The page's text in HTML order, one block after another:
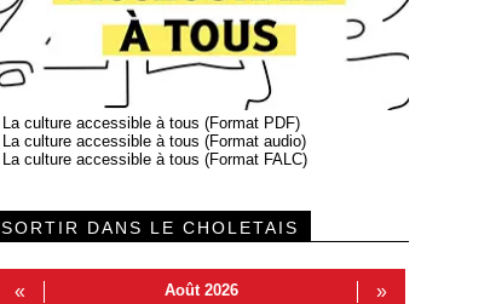
La culture accessible à tous (Format PDF)
La culture accessible à tous (Format audio)
La culture accessible à tous (Format FALC)
SORTIR DANS LE CHOLETAIS
« Août 2026 »